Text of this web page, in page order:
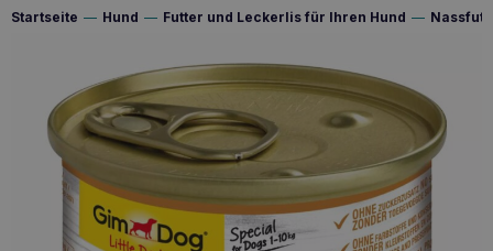
Startseite — Hund — Futter und Leckerlis für Ihren Hund —